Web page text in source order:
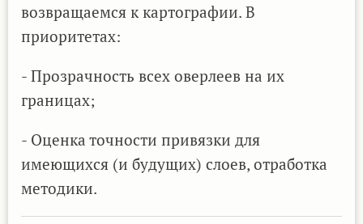
возвращаемся к картографии. В
приоритетах:
- Прозрачность всех оверлеев на их
границах;
- Оценка точности привязки для
имеющихся (и будущих) слоев, отработка
методики.